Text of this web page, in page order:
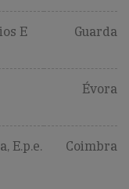
E
Guarda
Évora
E.p.e. Coimbra